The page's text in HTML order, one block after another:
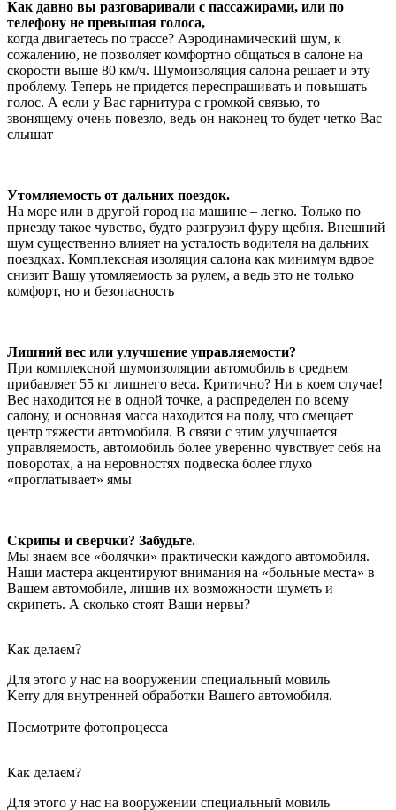
Как давно вы разговаривали с пассажирами, или по
телефону не превышая голоса,
когда двигаетесь по трассе? Аэродинамический шум, к
сожалению, не позволяет комфортно общаться в салоне на
скорости выше 80 км/ч. Шумоизоляция салона решает и эту
проблему. Теперь не придется переспрашивать и повышать
голос. А если у Вас гарнитура с громкой связью, то
звонящему очень повезло, ведь он наконец то будет четко Вас
слышат
Утомляемость от дальних поездок.
На море или в другой город на машине – легко. Только по
приезду такое чувство, будто разгрузил фуру щебня. Внешний
шум существенно влияет на усталость водителя на дальних
поездках. Комплексная изоляция салона как минимум вдвое
снизит Вашу утомляемость за рулем, а ведь это не только
комфорт, но и безопасность
Лишний вес или улучшение управляемости?
При комплексной шумоизоляции автомобиль в среднем
прибавляет 55 кг лишнего веса. Критично? Ни в коем случае!
Вес находится не в одной точке, а распределен по всему
салону, и основная масса находится на полу, что смещает
центр тяжести автомобиля. В связи с этим улучшается
управляемость, автомобиль более уверенно чувствует себя на
поворотах, а на неровностях подвеска более глухо
«проглатывает» ямы
Скрипы и сверчки? Забудьте.
Мы знаем все «болячки» практически каждого автомобиля.
Наши мастера акцентируют внимания на «больные места» в
Вашем автомобиле, лишив их возможности шуметь и
скрипеть. А сколько стоят Ваши нервы?
Как делаем?
Для этого у нас на вооружении специальный мовиль
Kerry для внутренней обработки Вашего автомобиля.
Посмотрите фотопроцесса
Как делаем?
Для этого у нас на вооружении специальный мовиль